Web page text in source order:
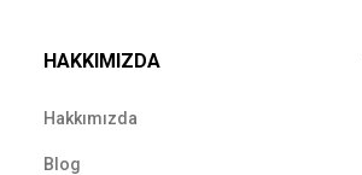
HAKKIMIZDA
Hakkımızda
Blog